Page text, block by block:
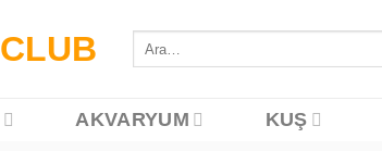
AKVARYUM KUŞ